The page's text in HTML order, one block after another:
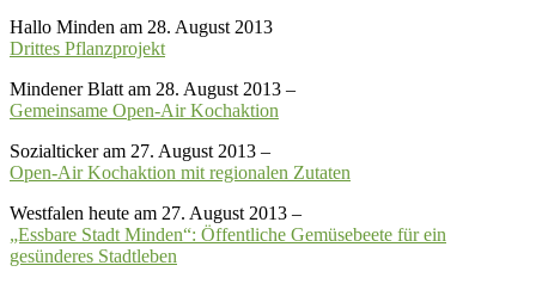
Hallo Minden am 28. August 2013
Drittes Pflanzprojekt
Mindener Blatt am 28. August 2013 –
Gemeinsame Open-Air Kochaktion
Sozialticker am 27. August 2013 –
Open-Air Kochaktion mit regionalen Zutaten
Westfalen heute am 27. August 2013 –
„Essbare Stadt Minden“: Öffentliche Gemüsebeete für ein
gesünderes Stadtleben